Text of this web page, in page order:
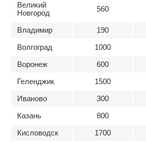
Великий
Новгород
560
Владимир 190
Волгоград
1000
Воронеж
600
Геленджик
1500
Иваново
300
Казань
800
Кисловодск
1700